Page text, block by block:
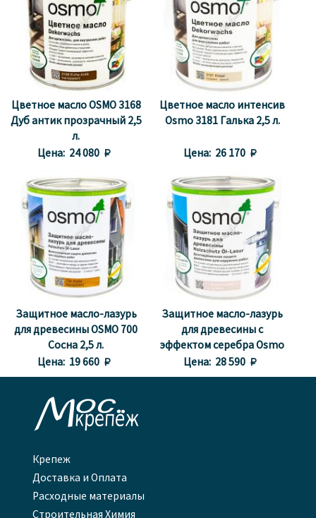
Цветное масло OSMO 3168
Дуб антик прозрачный 2,5
л.
Цена: 24 080 
Цветное масло интенсив
Osmo 3181 Галька 2,5 л.
Цена: 26 170 
Защитное масло-лазурь
для древесины OSMO 700
Сосна 2,5 л.
Цена: 19 660 
Защитное масло-лазурь
для древесины с
эффектом серебра Osmo
1140 Агат серебро 2,5 л.
Цена: 28 590 

Крепеж
Доставка и Оплата
Расходные материалы
Строительная Химия